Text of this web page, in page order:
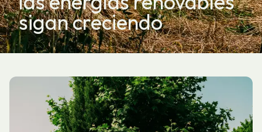
sigan creciendo